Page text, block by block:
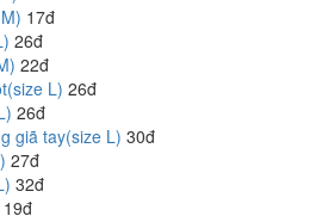
17đ
26đ
22đ
L) 26đ
26đ
giã tay(size L) 30đ
27đ
32đ
19đ